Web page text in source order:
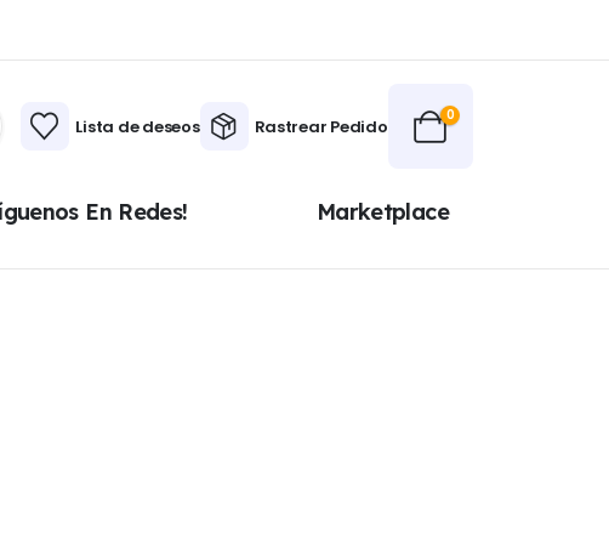
Lista de deseos Rastrear Pedido 0
En Redes! Marketplace